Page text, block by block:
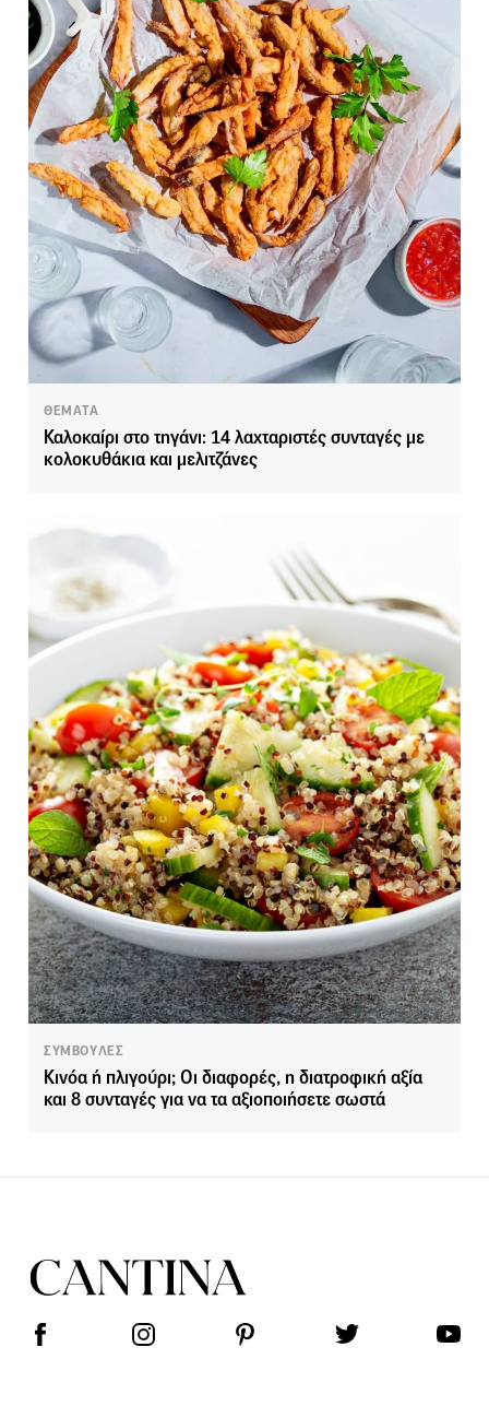
ΘΕΜΑΤΑ
Καλοκαίρι στο τηγάνι: 14 λαχταριστές συνταγές με
κολοκυθάκια και μελιτζάνες
ΣΥΜΒΟΥΛΕΣ
Κινόα ή πλιγούρι; Οι διαφορές, η διατροφική αξία
και 8 συνταγές για να τα αξιοποιήσετε σωστά